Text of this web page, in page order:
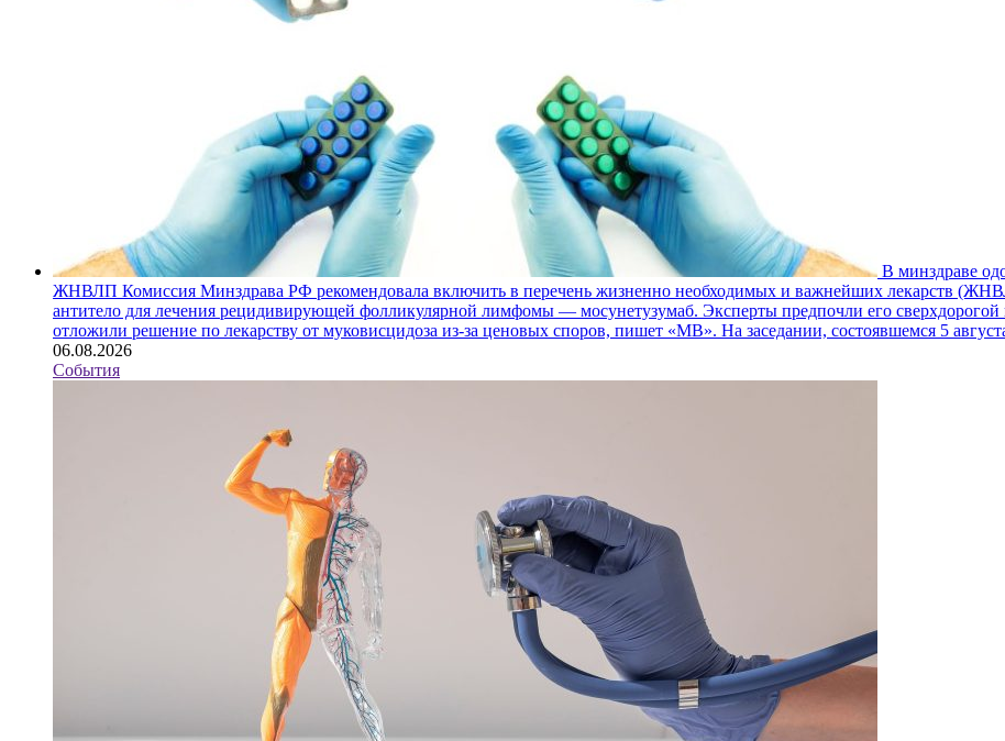
В минздраве
ЖНВЛП Комиссия Минздрава РФ рекомендовала включить в перечень жизненно необходимых и важнейших лекарств
антитело для лечения рецидивирующей фолликулярной лимфомы — мосунетузумаб. Эксперты предпочли его сверхдорогой
отложили решение по лекарству от муковисцидоза из-за ценовых споров, пишет «МВ». На заседании, состоявшемся 5
06.08.2026
События